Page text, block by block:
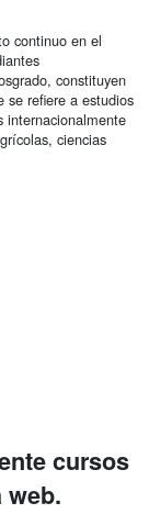
continuo en el
constituyen
se refiere a estudios
internacionalmente
ciencias
cursos